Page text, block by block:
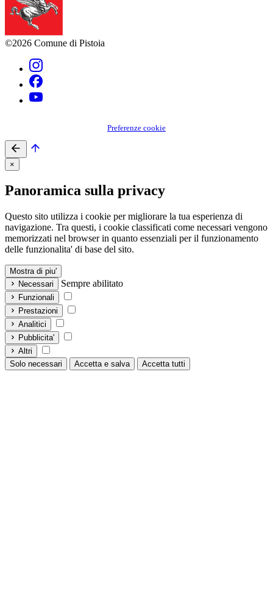
©2026 Comune di Pistoia
Preferenze cookie
×
Panoramica sulla privacy
Questo sito utilizza i cookie per migliorare la tua esperienza di
navigazione. Tra questi, i cookie classificati come necessari vengono
memorizzati nel browser in quanto essenziali per il funzionamento
delle funzionalita' di base del sito.
Mostra di piu'
Necessari
Sempre abilitato
Funzionali
Prestazioni
Analitici
Pubblicita'
Altri
Solo necessari
Accetta e salva Accetta tutti